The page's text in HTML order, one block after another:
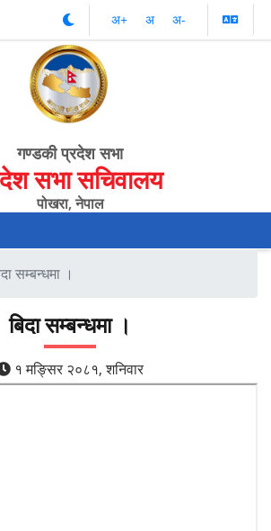
अ‌‌+ अ‌ अ‌-
गण्डकी प्रदेश सभा
सभा सचिवालय
पोखरा, नेपाल
सम्बन्धमा ।
बिदा सम्बन्धमा ।
१ मङ्सिर २०८१, शनिवार